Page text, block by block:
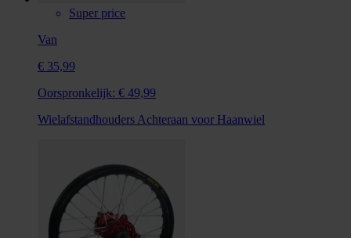
Super price
Van
€ 35,99
Oorspronkelijk: € 49,99
Wielafstandhouders Achteraan voor Haanwiel